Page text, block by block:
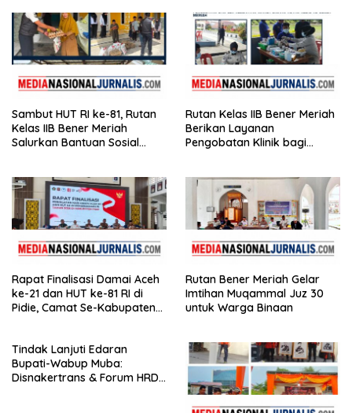
Sambut HUT RI ke-81, Rutan
Kelas IIB Bener Meriah
Salurkan Bantuan Sosial
Rutan Kelas IIB Bener Meriah
Berikan Layanan
Pengobatan Klinik bagi
Rapat Finalisasi Damai Aceh
ke-21 dan HUT ke-81 RI di
Pidie, Camat Se-Kabupaten
Rutan Bener Meriah Gelar
Imtihan Muqammal Juz 30
untuk Warga Binaan
Tindak Lanjuti Edaran
Bupati-Wabup Muba:
Disnakertrans & Forum HRD